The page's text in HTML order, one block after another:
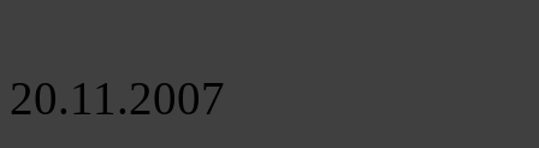
20.11.2007